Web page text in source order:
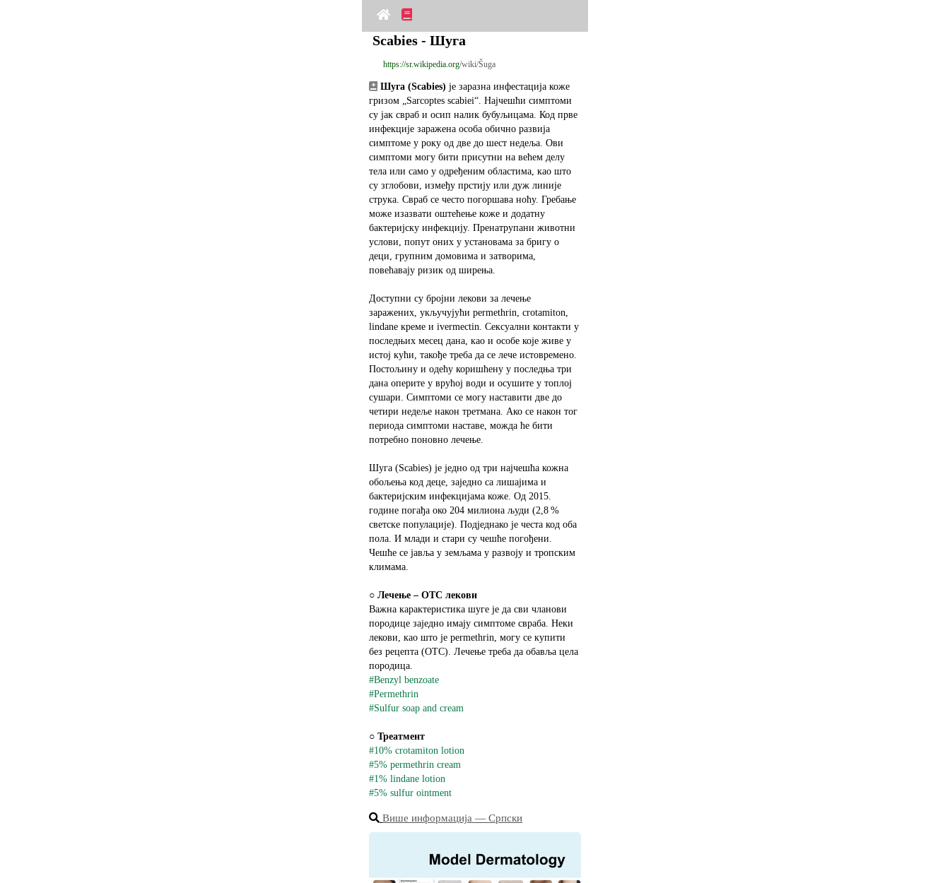
Scabies - Шуга
https://sr.wikipedia.org/wiki/Šuga
Шуга (Scabies) је заразна инфестација коже
гризом „Sarcoptes scabiei“. Најчешћи симптоми
су јак свраб и осип налик бубуљицама. Код прве
инфекције заражена особа обично развија
симптоме у року од две до шест недеља. Ови
симптоми могу бити присутни на већем делу
тела или само у одређеним областима, као што
су зглобови, између прстију или дуж линије
струка. Свраб се често погоршава ноћу. Гребање
може изазвати оштећење коже и додатну
бактеријску инфекцију. Пренатрупани животни
услови, попут оних у установама за бригу о
деци, групним домовима и затворима,
повећавају ризик од ширења.
Доступни су бројни лекови за лечење
заражених, укључујући permethrin, crotamiton,
lindane креме и ivermectin. Сексуални контакти у
последњих месец дана, као и особе које живе у
истој кући, такође треба да се лече истовремено.
Постољину и одећу коришћену у последња три
дана оперите у врућој води и осушите у топлој
сушари. Симптоми се могу наставити две до
четири недеље након третмана. Ако се након тог
периода симптоми наставе, можда ће бити
потребно поновно лечење.
Шуга (Scabies) је једно од три најчешћа кожна
обољења код деце, заједно са лишајима и
бактеријским инфекцијама коже. Од 2015.
године погађа око 204 милиона људи (2,8 %
светске популације). Подједнако је честа код оба
пола. И млади и стари су чешће погођени.
Чешће се јавља у земљама у развоју и тропским
климама.
○ Лечење – OTC лекови
Важна карактеристика шуге је да сви чланови
породице заједно имају симптоме свраба. Неки
лекови, као што је permethrin, могу се купити
без рецепта (OTC). Лечење треба да обавља цела
породица.
#Benzyl benzoate
#Permethrin
#Sulfur soap and cream
○ Треатмент
#10% crotamiton lotion
#5% permethrin cream
#1% lindane lotion
#5% sulfur ointment
Више информација ― Српски